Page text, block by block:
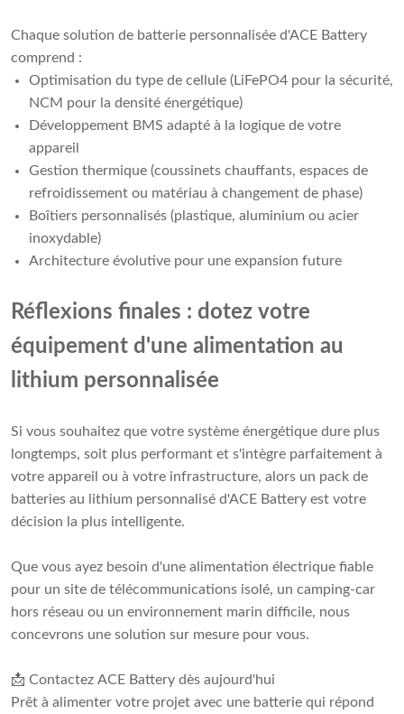
Chaque solution de batterie personnalisée d'ACE Battery
comprend :
Optimisation du type de cellule (LiFePO4 pour la sécurité,
NCM pour la densité énergétique)
Développement BMS adapté à la logique de votre
appareil
Gestion thermique (coussinets chauffants, espaces de
refroidissement ou matériau à changement de phase)
Boîtiers personnalisés (plastique, aluminium ou acier
inoxydable)
Architecture évolutive pour une expansion future
Réflexions finales : dotez votre
équipement d'une alimentation au
lithium personnalisée
Si vous souhaitez que votre système énergétique dure plus
longtemps, soit plus performant et s'intègre parfaitement à
votre appareil ou à votre infrastructure, alors un pack de
batteries au lithium personnalisé d'ACE Battery est votre
décision la plus intelligente.
Que vous ayez besoin d'une alimentation électrique fiable
pour un site de télécommunications isolé, un camping-car
hors réseau ou un environnement marin difficile, nous
concevrons une solution sur mesure pour vous.
📩 Contactez ACE Battery dès aujourd'hui
Prêt à alimenter votre projet avec une batterie qui répond